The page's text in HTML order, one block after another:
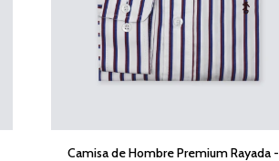
Camisa de Hombre Premium Rayada -